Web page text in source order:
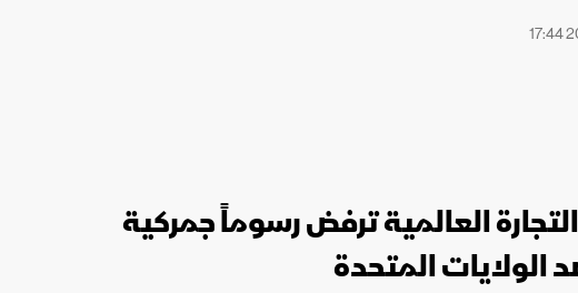
العالمية ترفض رسوماً جمركية
الولايات المتحدة